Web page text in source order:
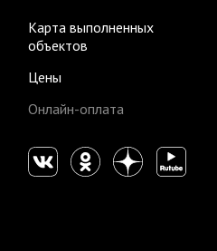
Карта выполненных
объектов
Цены
Онлайн-оплата